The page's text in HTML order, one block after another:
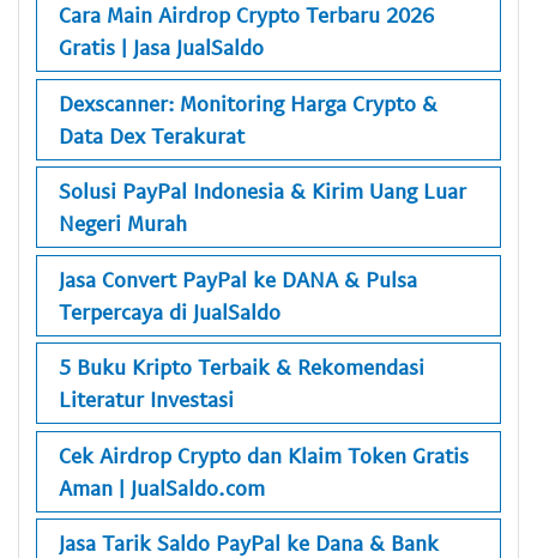
Cara Main Airdrop Crypto Terbaru 2026
Gratis | Jasa JualSaldo
Dexscanner: Monitoring Harga Crypto &
Data Dex Terakurat
Solusi PayPal Indonesia & Kirim Uang Luar
Negeri Murah
Jasa Convert PayPal ke DANA & Pulsa
Terpercaya di JualSaldo
5 Buku Kripto Terbaik & Rekomendasi
Literatur Investasi
Cek Airdrop Crypto dan Klaim Token Gratis
Aman | JualSaldo.com
Jasa Tarik Saldo PayPal ke Dana & Bank